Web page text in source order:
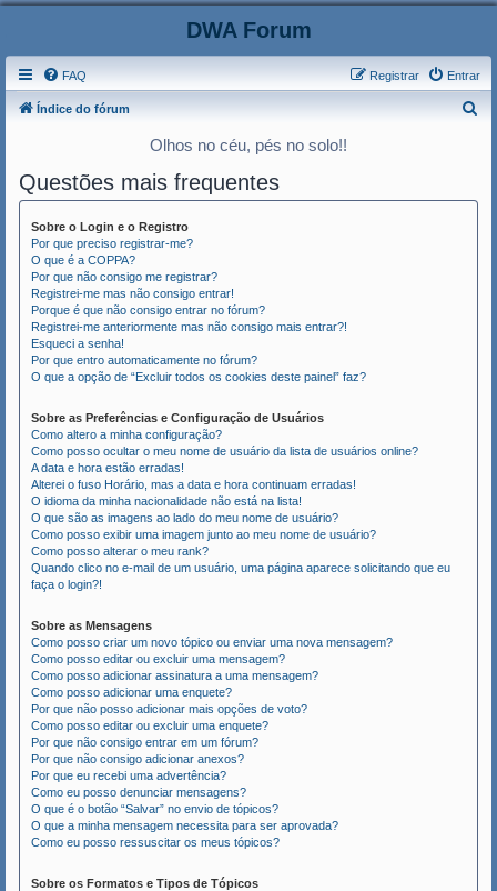
DWA Forum
FAQ Entrar
Registrar
Índice do fórum
Olhos no céu, pés no solo!!
Questões mais frequentes
Sobre o Login e o Registro
Por que preciso registrar-me?
O que é a COPPA?
Por que não consigo me registrar?
Registrei-me mas não consigo entrar!
Porque é que não consigo entrar no fórum?
Registrei-me anteriormente mas não consigo mais entrar?!
Esqueci a senha!
Por que entro automaticamente no fórum?
O que a opção de “Excluir todos os cookies deste painel” faz?
Sobre as Preferências e Configuração de Usuários
Como altero a minha configuração?
Como posso ocultar o meu nome de usuário da lista de usuários online?
A data e hora estão erradas!
Alterei o fuso Horário, mas a data e hora continuam erradas!
O idioma da minha nacionalidade não está na lista!
O que são as imagens ao lado do meu nome de usuário?
Como posso exibir uma imagem junto ao meu nome de usuário?
Como posso alterar o meu rank?
Quando clico no e-mail de um usuário, uma página aparece solicitando que eu
faça o login?!
Sobre as Mensagens
Como posso criar um novo tópico ou enviar uma nova mensagem?
Como posso editar ou excluir uma mensagem?
Como posso adicionar assinatura a uma mensagem?
Como posso adicionar uma enquete?
Por que não posso adicionar mais opções de voto?
Como posso editar ou excluir uma enquete?
Por que não consigo entrar em um fórum?
Por que não consigo adicionar anexos?
Por que eu recebi uma advertência?
Como eu posso denunciar mensagens?
O que é o botão “Salvar” no envio de tópicos?
O que a minha mensagem necessita para ser aprovada?
Como eu posso ressuscitar os meus tópicos?
Sobre os Formatos e Tipos de Tópicos